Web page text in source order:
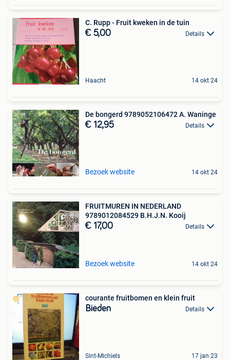
C. Rupp - Fruit kweken in de tuin
€ 5,00 Details
Haacht 14 okt 24
De bongerd 9789052106472 A. Waninge
€ 12,95 Details
Bezoek website 14 okt 24
FRUITMUREN IN NEDERLAND
9789012084529 B.H.J.N. Kooij
€ 17,00 Details
Bezoek website 14 okt 24
courante fruitbomen en klein fruit
Bieden Details
Sint-Michiels 17 jan 23